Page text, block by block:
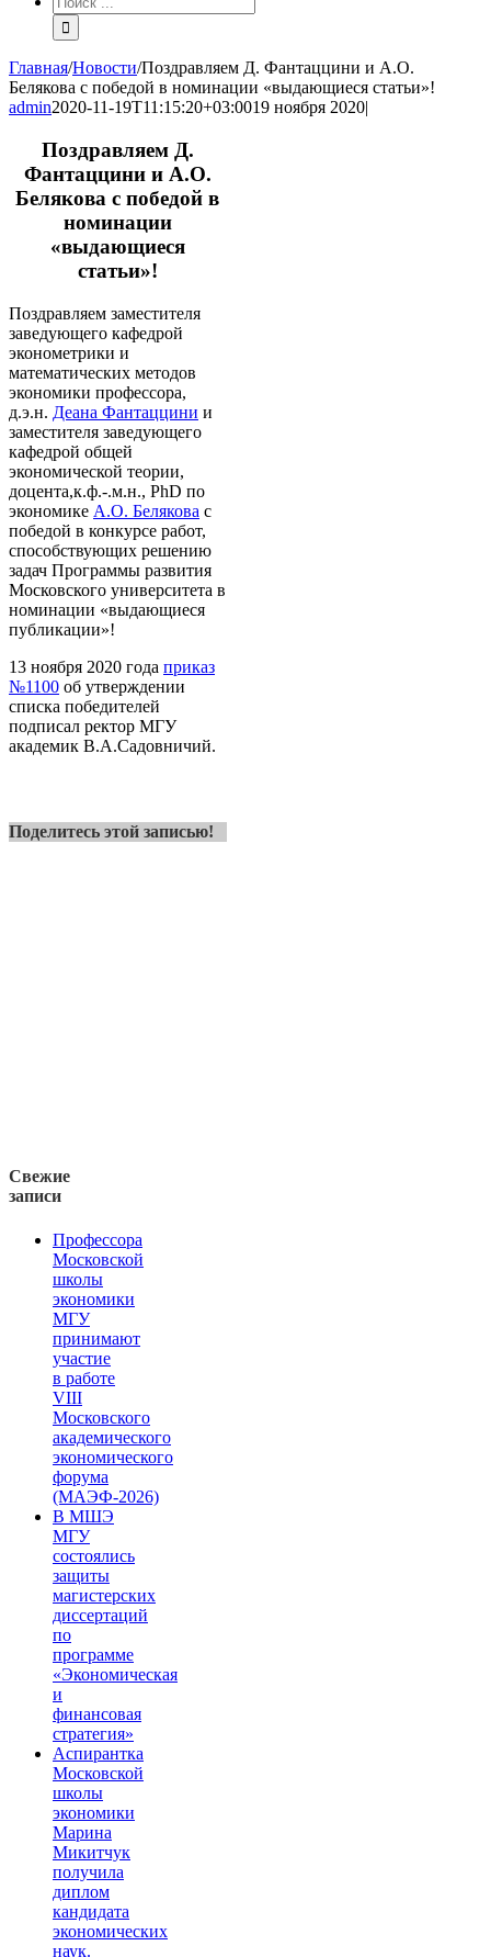
поиска:
Главная/Новости/Поздравляем Д. Фантаццини и А.О.
Белякова с победой в номинации «выдающиеся статьи»!
admin2020-11-19T11:15:20+03:0019 ноября 2020|
Поздравляем Д.
Фантаццини и А.О.
Белякова с победой в
номинации
«выдающиеся
статьи»!
Поздравляем заместителя
заведующего кафедрой
эконометрики и
математических методов
экономики профессора,
д.э.н. Деана Фантаццини и
заместителя заведующего
кафедрой общей
экономической теории,
доцента,к.ф.-.м.н., PhD по
экономике А.О. Белякова с
победой в конкурсе работ,
способствующих решению
задач Программы развития
Московского университета в
номинации «выдающиеся
публикации»!
13 ноября 2020 года приказ
№1100 об утверждении
списка победителей
подписал ректор МГУ
академик В.А.Садовничий.
Поделитесь этой записью!
Свежие
записи
Профессора
Московской
школы
экономики
МГУ
принимают
участие
в работе
VIII
Московского
академического
экономического
форума
(МАЭФ-2026)
В МШЭ
МГУ
состоялись
защиты
магистерских
диссертаций
по
программе
«Экономическая
и
финансовая
стратегия»
Аспирантка
Московской
школы
экономики
Марина
Микитчук
получила
диплом
кандидата
экономических
наук.